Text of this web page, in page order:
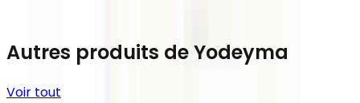
Autres produits de Yodeyma
Voir tout